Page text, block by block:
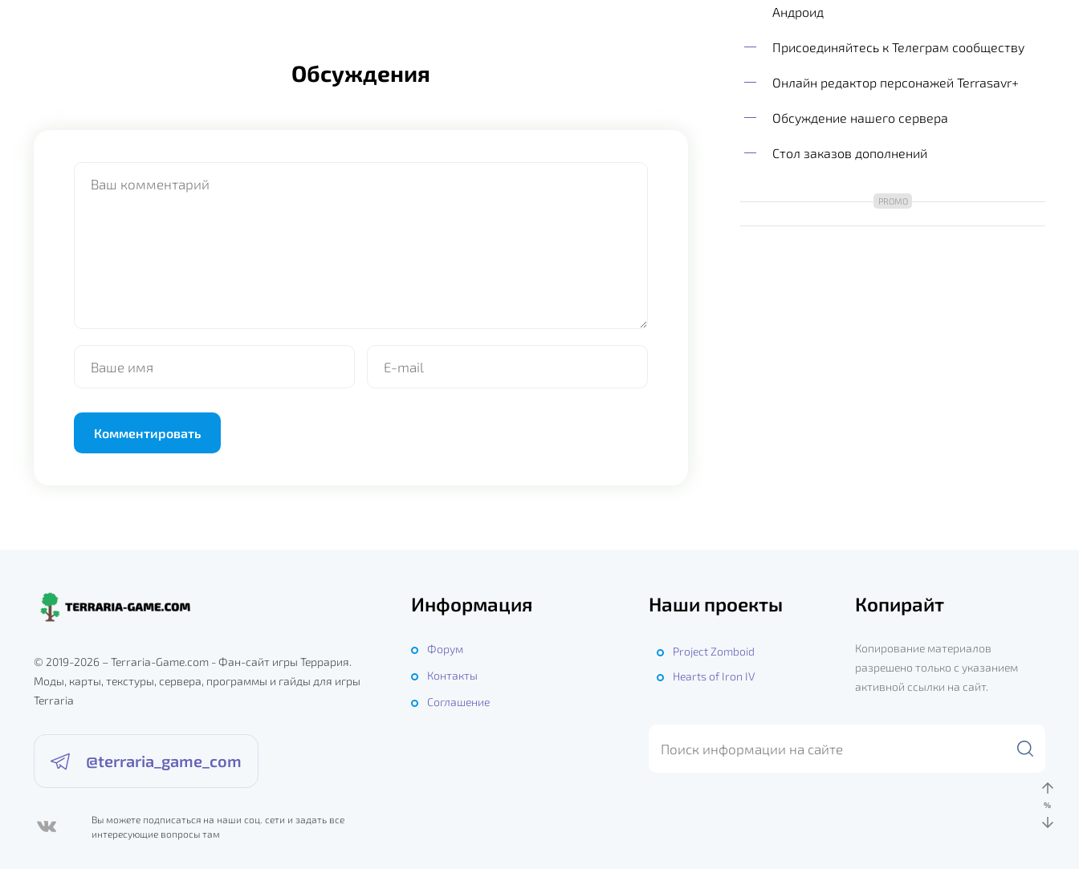
Обсуждения
Андроид
Присоединяйтесь к Телеграм сообществу
Онлайн редактор персонажей Terrasavr+
Обсуждение нашего сервера
Стол заказов дополнений
© 2019-2026 – Terraria-Game.com - Фан-сайт игры Террария.
Моды, карты, текстуры, сервера, программы и гайды для игры
Terraria
@terraria_game_com
Информация
Форум
Контакты
Соглашение
Наши проекты
Project Zomboid
Hearts of Iron IV
Копирайт
Копирование материалов
разрешено только с указанием
активной ссылки на сайт.
%